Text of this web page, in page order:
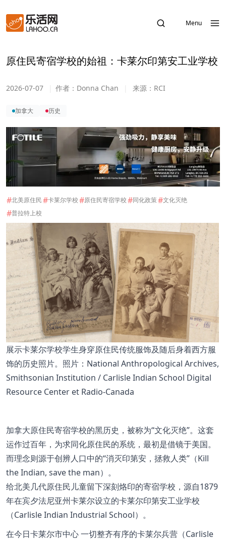
Menu
原住民寄宿学校的始祖：卡莱尔印第安工业学校
2026-07-07 作者： Donna Chan 来源： RCI
加拿大 历史
#北美原住民#卡莱尔学校#原住民寄宿学校#同化政策#文化灭绝
#普拉特上校
展示卡莱尔学校学生身穿原住民传统服饰及随后身着西方服
饰的历史照片。照片：National Anthropological Archives,
Smithsonian Institution / Carlisle Indian School Digital
Resource Center et Radio-Canada
加拿大原住民寄宿学校的黑历史，被称为“文化灭绝”。这套
运作过百年，为求同化原住民的系统，最初是借镜于美国。
而理念则源于创辨人口中的“消灭印第安，拯救人类”（Kill
the Indian, save the man）。
给北美几代原住民儿童留下深刻烙印的寄宿学校，源自1879
年在宾夕法尼亚州卡莱尔设立的卡莱尔印第安工业学校
（Carlisle Indian Industrial School）。
在今日卡莱尔市中心 一切整齐有序的卡莱尔兵营（Carlisle